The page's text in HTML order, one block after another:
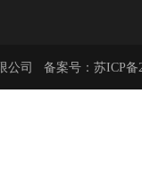
公司 备案号： 苏ICP备